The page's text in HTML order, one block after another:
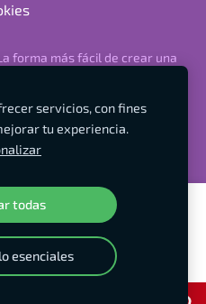
forma más fácil de crear una
online con Mozello.
servicios, con fines
tu experiencia.
todas
esenciales